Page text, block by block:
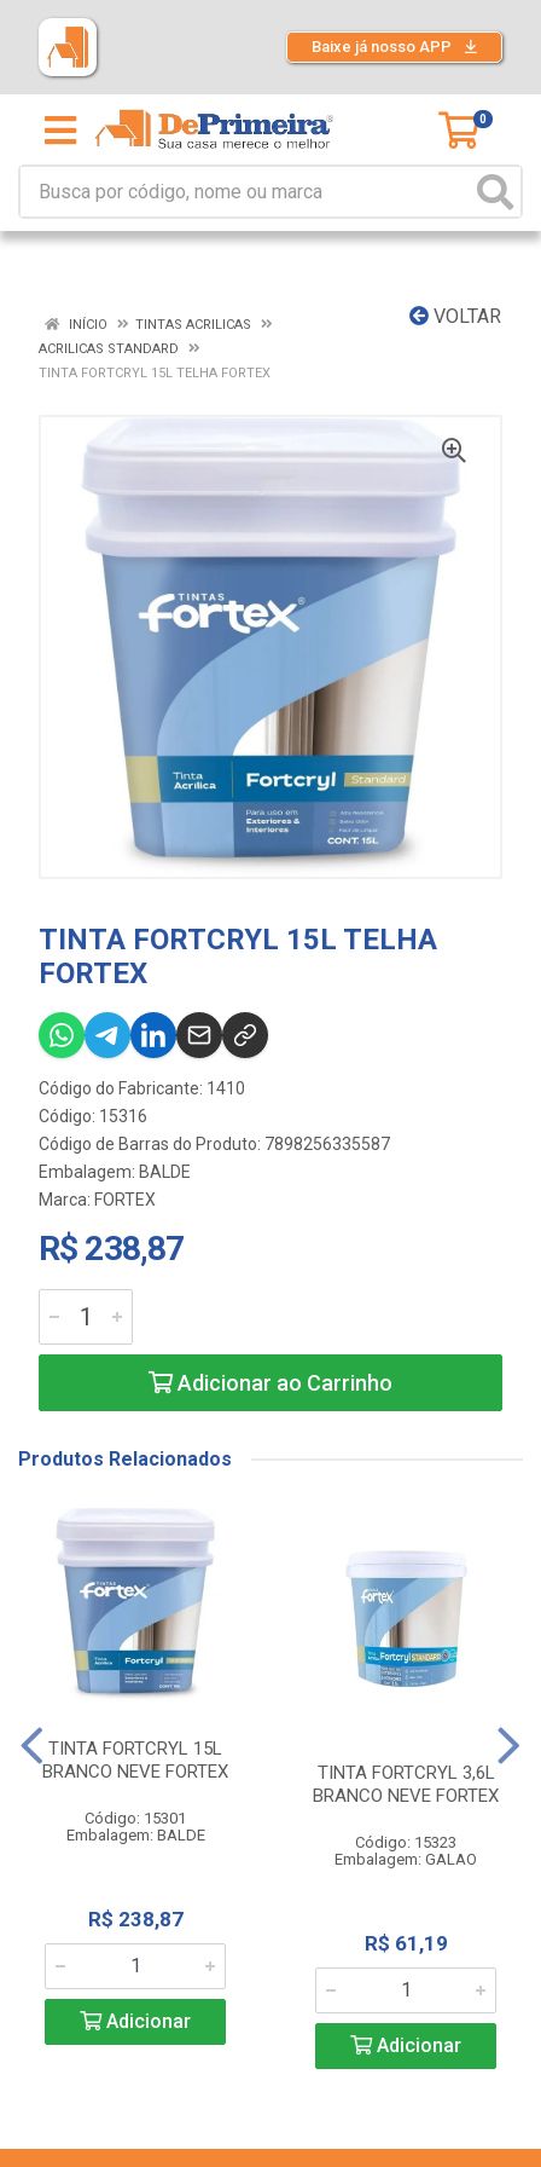
Baixe já nosso APP
0
VOLTAR
INÍCIO
TINTAS ACRILICAS
ACRILICAS STANDARD
TINTA FORTCRYL 15L TELHA FORTEX
TINTA FORTCRYL 15L TELHA
FORTEX
Código do Fabricante: 1410
Código: 15316
Código de Barras do Produto: 7898256335587
Embalagem: BALDE
Marca: FORTEX
R$ 238,87
Adicionar ao Carrinho
Produtos Relacionados
TINTA FORTCRYL 15L
BRANCO NEVE FORTEX
Código: 15301
Embalagem: BALDE
R$ 238,87
Adicionar
TINTA FORTCRYL 3,6L
BRANCO NEVE FORTEX
Código: 15323
Embalagem: GALAO
R$ 61,19
Adicionar